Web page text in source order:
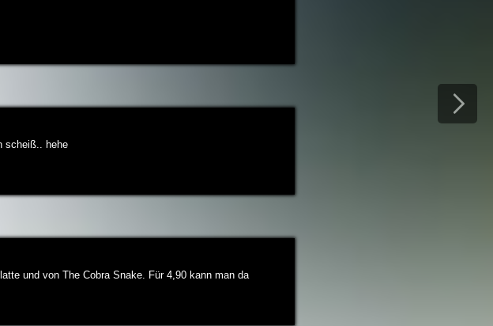
scheiß.. hehe
und von The Cobra Snake. Für 4,90 kann man da